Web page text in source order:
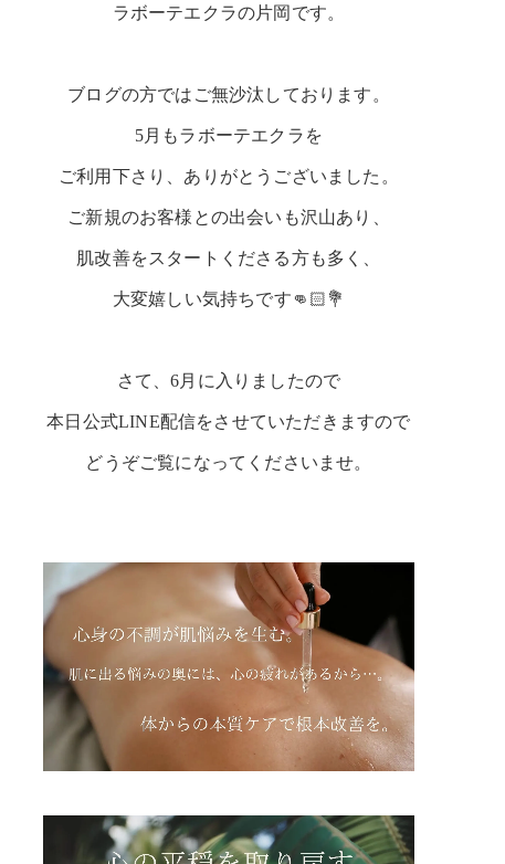
ラボーテエクラの片岡です。
ブログの方ではご無沙汰しております。
5月もラボーテエクラを
ご利用下さり、ありがとうございました。
ご新規のお客様との出会いも沢山あり、
肌改善をスタートくださる方も多く、
大変嬉しい気持ちです👊🏻💐
さて、6月に入りましたので
本日公式LINE配信をさせていただきますので
どうぞご覧になってくださいませ。